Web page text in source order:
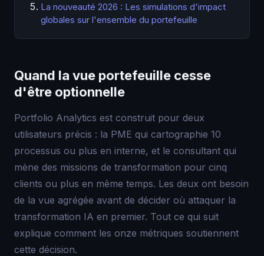
La nouveauté 2026 : Les simulations d'impact
globales sur l'ensemble du portefeuille
Quand la vue portefeuille cesse
d'être optionnelle
Portfolio Analytics est construit pour deux
utilisateurs précis : la PME qui cartographie 10
processus ou plus en interne, et le consultant qui
mène des missions de transformation pour cinq
clients ou plus en même temps. Les deux ont besoin
de la vue agrégée avant de décider où attaquer la
transformation IA en premier. Tout ce qui suit
explique comment les onze métriques soutiennent
cette décision.